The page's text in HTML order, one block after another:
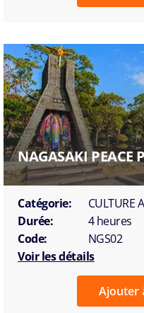
NAGASAKI PEACE
Catégorie:
CULTURE
Durée:
4 heures
Code:
NGS02
Voir les détails
Ajouter